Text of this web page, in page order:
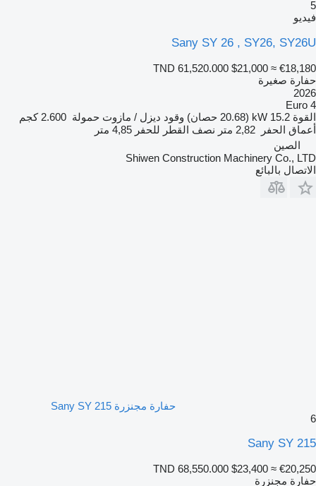
Sany SY 26 , SY26,
TND 61,520.000 $21,000 ≈
صغيرة
15.2 kW (20.68 حصان) وقود ديزل / مازوت حمولة 2.600 كجم
الحفر 2,82 متر نصف القطر للحفر 4,85 متر
الصين
Shiwen Construction Machinery Co.,
بالبائع
حفارة مجنزرة Sany SY 215
Sany SY
TND 68,550.000 $23,400 ≈
مجنزرة